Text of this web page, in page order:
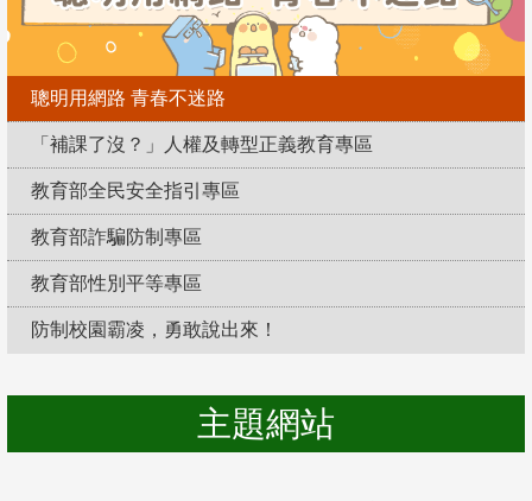
聰明用網路 青春不迷路
「補課了沒？」人權及轉型正義教育專區
教育部全民安全指引專區
教育部詐騙防制專區
教育部性別平等專區
防制校園霸凌，勇敢說出來！
主題網站